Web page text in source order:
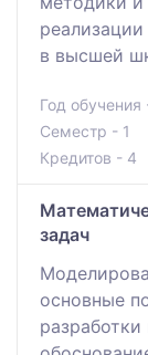
в высшей
Год обучения
Семестр - 1
Кредитов - 4
задач
основные